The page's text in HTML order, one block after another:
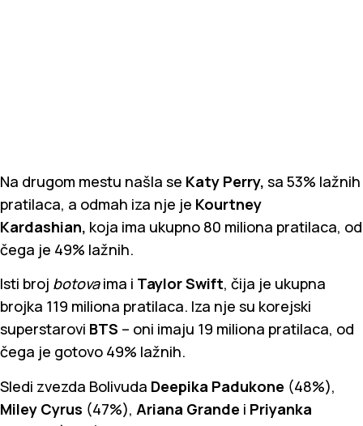
Na drugom mestu našla se Katy Perry, sa 53% lažnih
pratilaca, a odmah iza nje je Kourtney
Kardashian, koja ima ukupno 80 miliona pratilaca, od
čega je 49% lažnih.
Isti broj botovaima i Taylor Swift, čija je ukupna
brojka 119 miliona pratilaca. Iza nje su korejski
superstarovi BTS – oni imaju 19 miliona pratilaca, od
čega je gotovo 49% lažnih.
Sledi zvezda Bolivuda Deepika Padukone (48%),
Miley Cyrus (47%), Ariana Grande i Priyanka